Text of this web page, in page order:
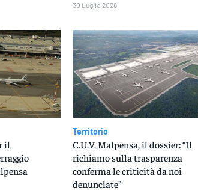
30 Luglio 2026
il
Territorio
C.U.V. Malpensa, il dossier: “Il
richiamo sulla trasparenza
conferma le criticità da noi
denunciate”